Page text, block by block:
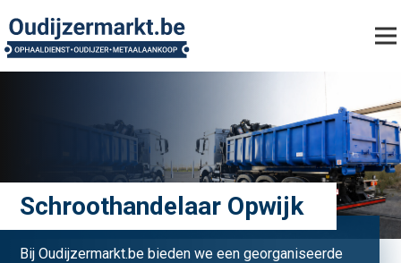
Schroothandelaar Opwijk
Bij Oudijzermarkt.be bieden we een georganiseerde